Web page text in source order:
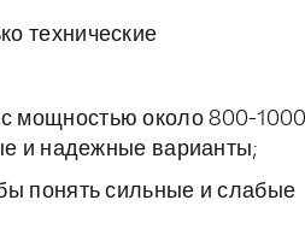
технические
мощностью около 800-
и надежные варианты;
понять сильные и слабые